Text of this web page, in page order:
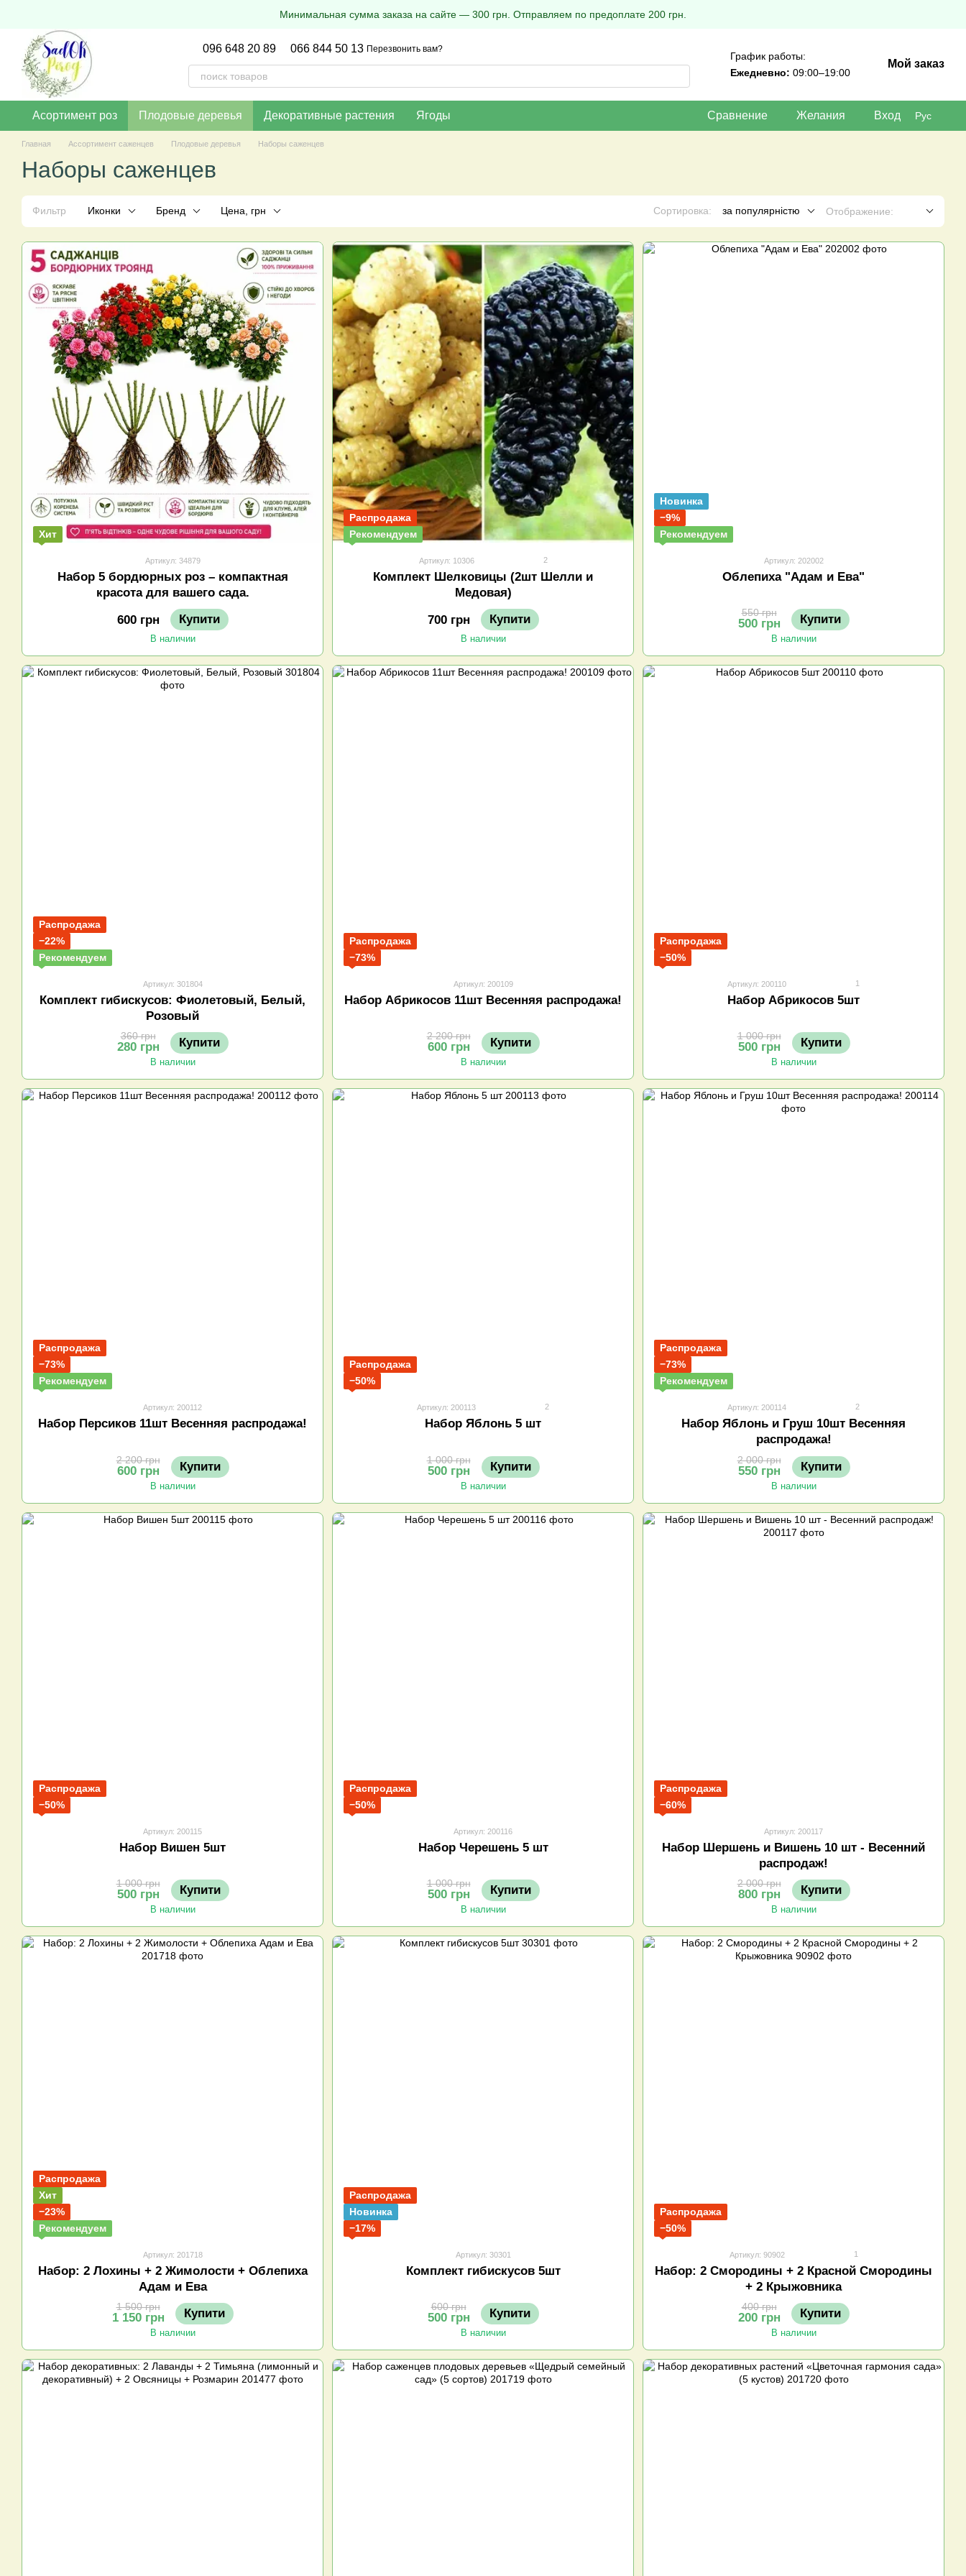
Минимальная сумма заказа на сайте — 300 грн. Отправляем по предоплате 200 грн.
096 648 20 89 066 844 50 13 Перезвонить вам?
График работы:
Ежедневно: 09:00–19:00
Мой заказ
Асортимент роз Плодовые деревья Декоративные растения Ягоды Сравнение Желания Вход Рус
Главная Ассортимент саженцев Плодовые деревья Наборы саженцев
Наборы саженцев
Фильтр Иконки Бренд Цена, грн Сортировка: за популярністю Отображение:
Хит
Артикул: 34879
Набор 5 бордюрных роз – компактная
красота для вашего сада.
600 грн Купити
В наличии
Распродажа
Рекомендуем
Артикул: 10306 2
Комплект Шелковицы (2шт Шелли и
Медовая)
700 грн Купити
В наличии
Новинка
−9%
Рекомендуем
Артикул: 202002
Облепиха "Адам и Ева"
550 грн
500 грн Купити
В наличии
Распродажа
−22%
Рекомендуем
Артикул: 301804
Комплект гибискусов: Фиолетовый, Белый,
Розовый
360 грн
280 грн Купити
В наличии
Распродажа
−73%
Артикул: 200109
Набор Абрикосов 11шт Весенняя распродажа!
2 200 грн
600 грн Купити
В наличии
Распродажа
−50%
Артикул: 200110 1
Набор Абрикосов 5шт
1 000 грн
500 грн Купити
В наличии
Распродажа
−73%
Рекомендуем
Артикул: 200112
Набор Персиков 11шт Весенняя распродажа!
2 200 грн
600 грн Купити
В наличии
Распродажа
−50%
Артикул: 200113 2
Набор Яблонь 5 шт
1 000 грн
500 грн Купити
В наличии
Распродажа
−73%
Рекомендуем
Артикул: 200114 2
Набор Яблонь и Груш 10шт Весенняя
распродажа!
2 000 грн
550 грн Купити
В наличии
Распродажа
−50%
Артикул: 200115
Набор Вишен 5шт
1 000 грн
500 грн Купити
В наличии
Распродажа
−50%
Артикул: 200116
Набор Черешень 5 шт
1 000 грн
500 грн Купити
В наличии
Распродажа
−60%
Артикул: 200117
Набор Шершень и Вишень 10 шт - Весенний
распродаж!
2 000 грн
800 грн Купити
В наличии
Распродажа
Хит
−23%
Рекомендуем
Артикул: 201718
Набор: 2 Лохины + 2 Жимолости + Облепиха
Адам и Ева
1 500 грн
1 150 грн Купити
В наличии
Распродажа
Новинка
−17%
Артикул: 30301
Комплект гибискусов 5шт
600 грн
500 грн Купити
В наличии
Распродажа
−50%
Артикул: 90902 1
Набор: 2 Смородины + 2 Красной Смородины
+ 2 Крыжовника
400 грн
200 грн Купити
В наличии